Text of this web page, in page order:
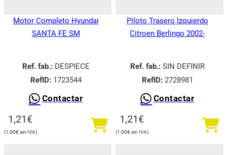
Motor Completo Hyundai
SANTA FE SM
Ref. fab.:DESPIECE
RefID:1723544
Contactar
1,21€
1,00€
Piloto Trasero Izquierdo
Citroen Berlingo 2002-
Ref. fab.:SIN DEFINIR
RefID:2728981
Contactar
1,21€
1,00€